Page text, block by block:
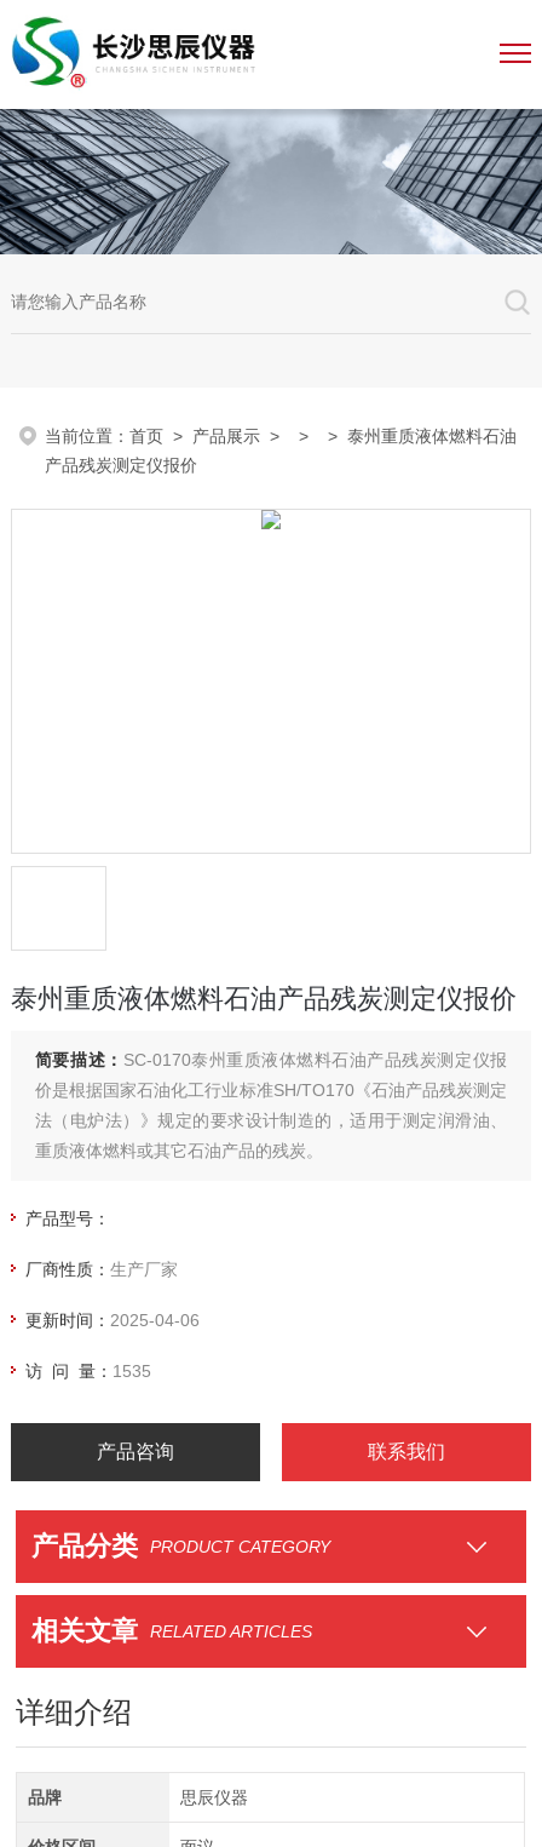
当前位置：首页 > 产品展示 > > > 泰州重质液体燃料石油
产品残炭测定仪报价
泰州重质液体燃料石油产品残炭测定仪报价
简要描述： SC-0170泰州重质液体燃料石油产品残炭测定仪报
价是根据国家石油化工行业标准SH/TO170《石油产品残炭测定
法（电炉法）》规定的要求设计制造的，适用于测定润滑油、
重质液体燃料或其它石油产品的残炭。
产品型号：
厂商性质： 生产厂家
更新时间： 2025-04-06
访 问 量： 1535
产品咨询 联系我们
产品分类 PRODUCT CATEGORY
相关文章 RELATED ARTICLES
详细介绍
品牌 思辰仪器